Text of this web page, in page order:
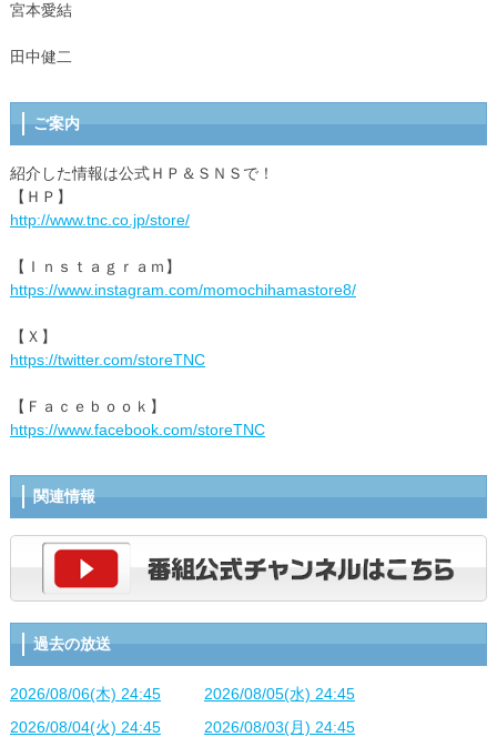
宮本愛結
田中健二
ご案内
紹介した情報は公式ＨＰ＆ＳＮＳで！
【ＨＰ】
http://www.tnc.co.jp/store/
【Ｉｎｓｔａｇｒａｍ】
https://www.instagram.com/momochihamastore8/
【Ｘ】
https://twitter.com/storeTNC
【Ｆａｃｅｂｏｏｋ】
https://www.facebook.com/storeTNC
関連情報
過去の放送
2026/08/06(木) 24:45
2026/08/05(水) 24:45
2026/08/04(火) 24:45
2026/08/03(月) 24:45